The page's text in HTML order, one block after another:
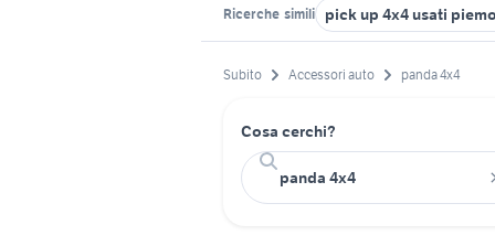
Ricerche simili pick up 4x4 usati
Subito Accessori auto panda 4x4
Cosa cerchi?